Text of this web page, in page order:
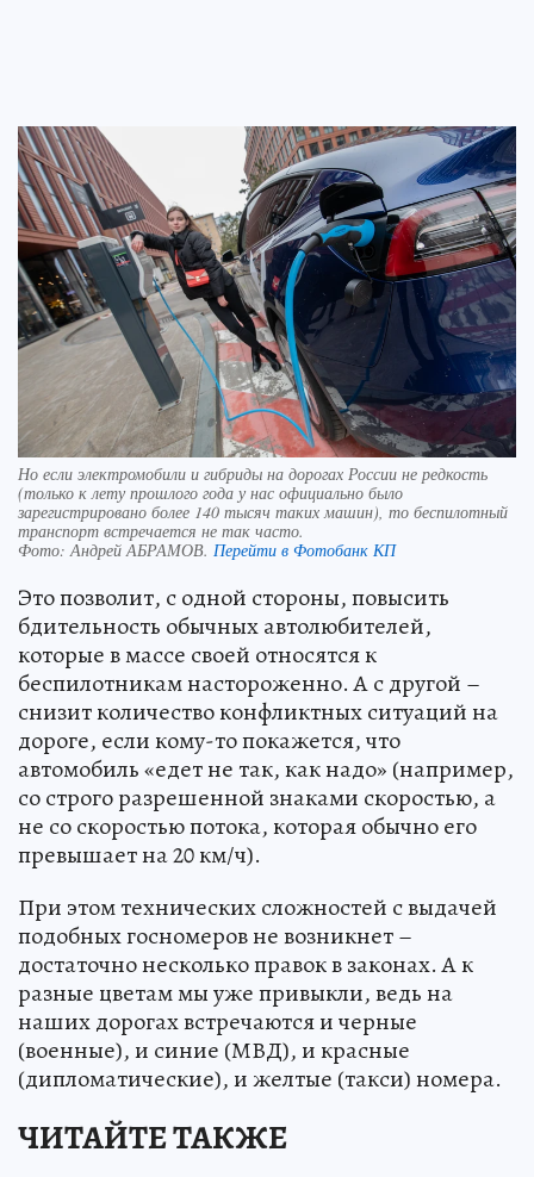
Но если электромобили и гибриды на дорогах России не редкость
(только к лету прошлого года у нас официально было
зарегистрировано более 140 тысяч таких машин), то беспилотный
транспорт встречается не так часто.
Фото: Андрей АБРАМОВ. Перейти в Фотобанк КП
Это позволит, с одной стороны, повысить
бдительность обычных автолюбителей,
которые в массе своей относятся к
беспилотникам настороженно. А с другой –
снизит количество конфликтных ситуаций на
дороге, если кому-то покажется, что
автомобиль «едет не так, как надо» (например,
со строго разрешенной знаками скоростью, а
не со скоростью потока, которая обычно его
превышает на 20 км/ч).
При этом технических сложностей с выдачей
подобных госномеров не возникнет –
достаточно несколько правок в законах. А к
разные цветам мы уже привыкли, ведь на
наших дорогах встречаются и черные
(военные), и синие (МВД), и красные
(дипломатические), и желтые (такси) номера.
ЧИТАЙТЕ ТАКЖЕ